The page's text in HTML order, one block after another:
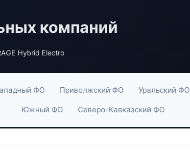
компаний
Hybrid Electro
ФО Приволжский ФО Уральский ФО
Южный ФО Северо-Кавказский ФО